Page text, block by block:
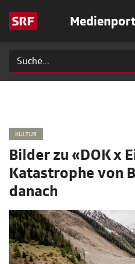
KULTUR
Bilder zu «DOK x
Katastrophe von
danach